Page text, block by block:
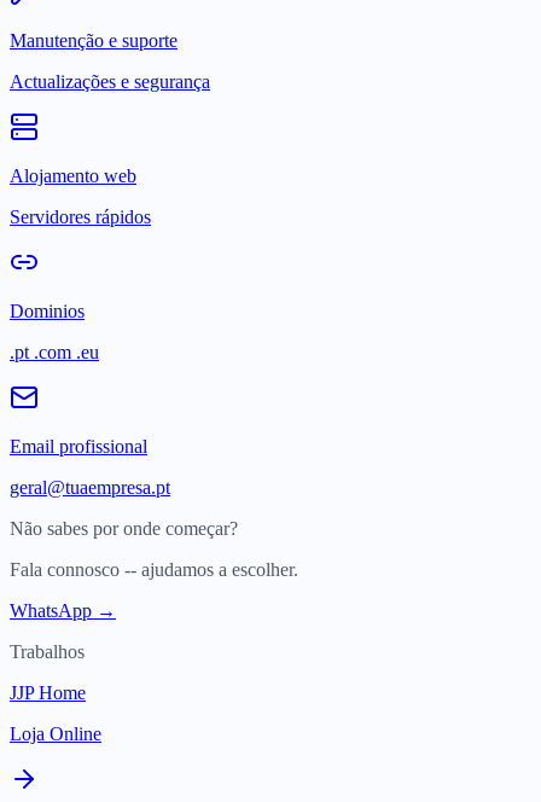
Manutenção e suporte
Actualizações e segurança
Alojamento web
Servidores rápidos
Dominios
.pt .com .eu
Email profissional
geral@tuaempresa.pt
Não sabes por onde começar?
Fala connosco -- ajudamos a escolher.
WhatsApp →
Trabalhos
JJP Home
Loja Online